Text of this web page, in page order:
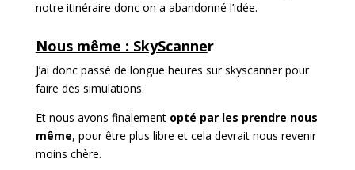
notre itinéraire donc on a abandonné l’idée.
Nous même : SkyScanner
J’ai donc passé de longue heures sur skyscanner pour
faire des simulations.
Et nous avons finalement opté par les prendre nous
même, pour être plus libre et cela devrait nous revenir
moins chère.